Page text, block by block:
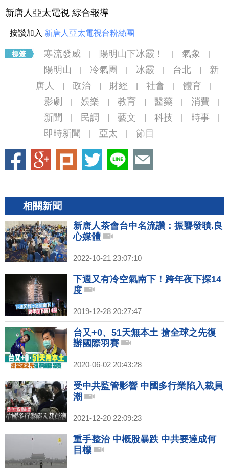
新唐人亞太電視 綜合報導
按讚加入 新唐人亞太電視台粉絲團
寒流發威 陽明山下冰霰！ 氣象
陽明山 冷氣團 冰霰 台北
新
唐人
政治 財經 社會 體育
影劇 娛樂 教育 醫藥 消費
新聞 民調 藝文 科技 時事
即時新聞 亞太 節目
相關新聞
新唐人茶會台中名流讚：振聾發聵.良
心媒體
2022-10-21 23:07:10
下週又有冷空氣南下！跨年夜下探14
度
2019-12-28 20:27:47
台又+0、51天無本土 搶全球之先復
辦國際羽賽
2020-06-02 20:43:28
受中共監管影響 中國多行業陷入裁員
潮
2021-12-20 22:09:23
重手整治 中概股暴跌 中共要達成何
目標